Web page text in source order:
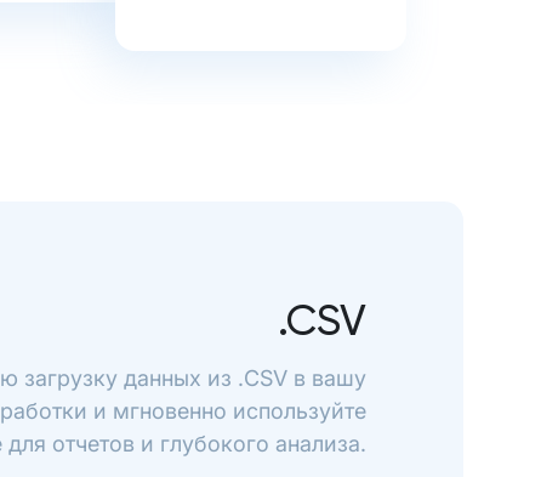
.CSV
загрузку данных из .CSV в вашу
и мгновенно используйте
отчетов и глубокого анализа.